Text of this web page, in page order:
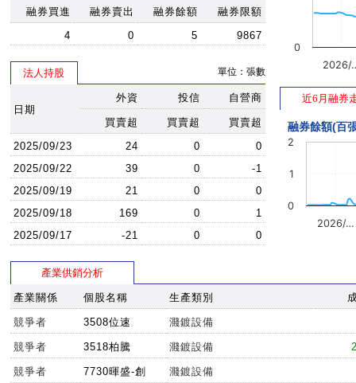
融券買進
融券賣出 融券餘額
融券限額
4
0 5 9867
法人持股 單位：張數
日期
外資 投信 自營商
買賣超 買賣超
買賣超
2025/09/23
24 0
0
2025/09/22
39 0
-1
2025/09/19
21 0
0
2025/09/18
169 0
1
2025/09/17
-21 0 0
2026/
0
近6月融券
融券餘額(百
2026/…
0
1
2
產業供銷分析
產業關係 個股名稱 生產類別
競爭者 3508位速 濺鍍設備
競爭者 3518柏騰 濺鍍設備
競爭者 7730暉盛-創 濺鍍設備